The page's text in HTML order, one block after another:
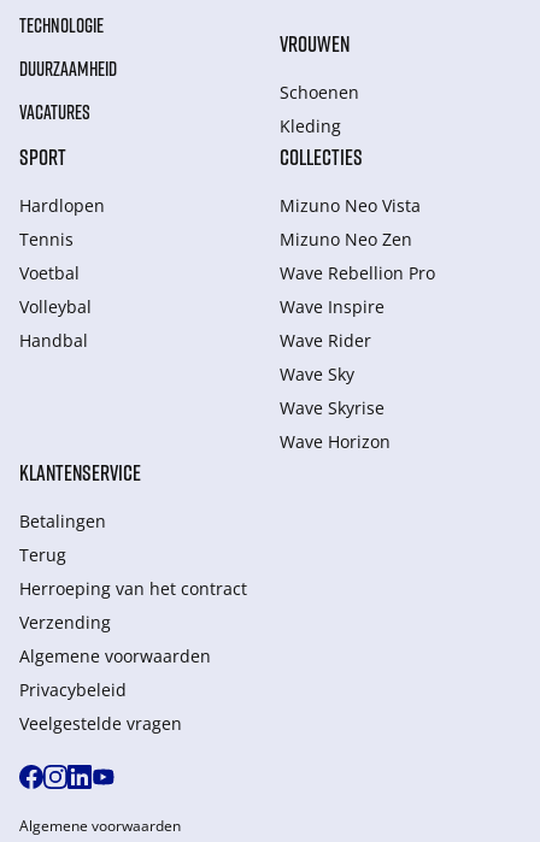
TECHNOLOGIE
DUURZAAMHEID
VACATURES
VROUWEN
Schoenen
Kleding
SPORT
Hardlopen
Tennis
Voetbal
Volleybal
Handbal
COLLECTIES
Mizuno Neo Vista
Mizuno Neo Zen
Wave Rebellion Pro
Wave Inspire
Wave Rider
Wave Sky
Wave Skyrise
Wave Horizon
KLANTENSERVICE
Betalingen
Terug
Herroeping van het contract
Verzending
Algemene voorwaarden
Privacybeleid
Veelgestelde vragen
Algemene voorwaarden